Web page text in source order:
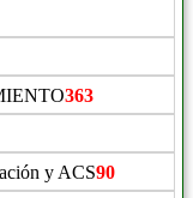
363
y ACS90